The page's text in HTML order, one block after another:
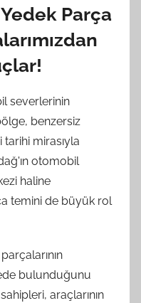
Parça
severlerinin
benzersiz
mirasıyla
otomobil
haline
temini de büyük rol
bulunduğunu
araçlarının